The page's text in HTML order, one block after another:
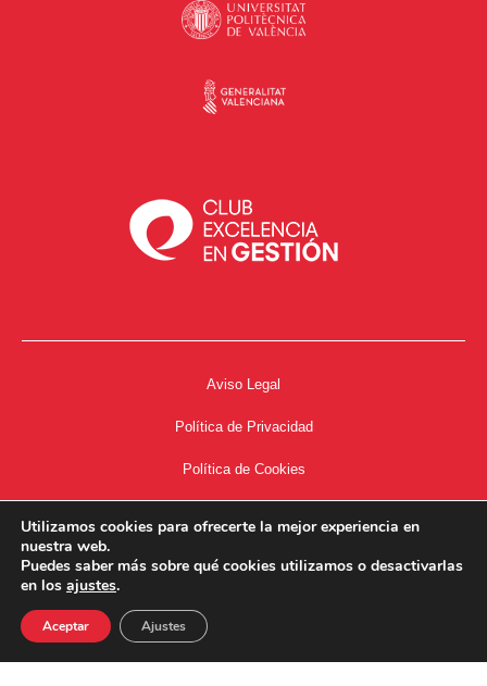
Aviso Legal
Política de Privacidad
Política de Cookies
34667504662
Utilizamos cookies para ofrecerte la mejor experiencia en
nuestra web.
Puedes saber más sobre qué cookies utilizamos o desactivarlas
en los ajustes.
Aceptar Ajustes